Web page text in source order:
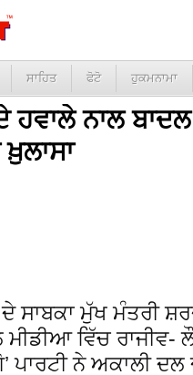
ਸਾਹਿਤ ਫੋਟੋ ਹੁਕਮਨਾਮਾ
ਨਾਲ
ਸਾਬਕਾ ਮੁੱਖ ਮੰਤਰੀ
ਵਿੱਚ ਰਾਜੀਵ-
ਪਾਰਟੀ ਨੇ ਅਕਾਲੀ